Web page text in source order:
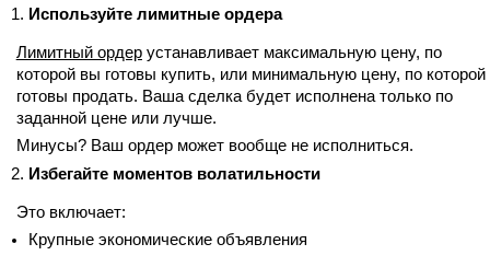
Используйте лимитные ордера
Лимитный ордерустанавливает максимальную цену, по
которой вы готовы купить, или минимальную цену, по которой
готовы продать. Ваша сделка будет исполнена только по
заданной цене или лучше.
Минусы? Ваш ордер может вообще не исполниться.
Избегайте моментов волатильности
Это включает:
Крупные экономические объявления